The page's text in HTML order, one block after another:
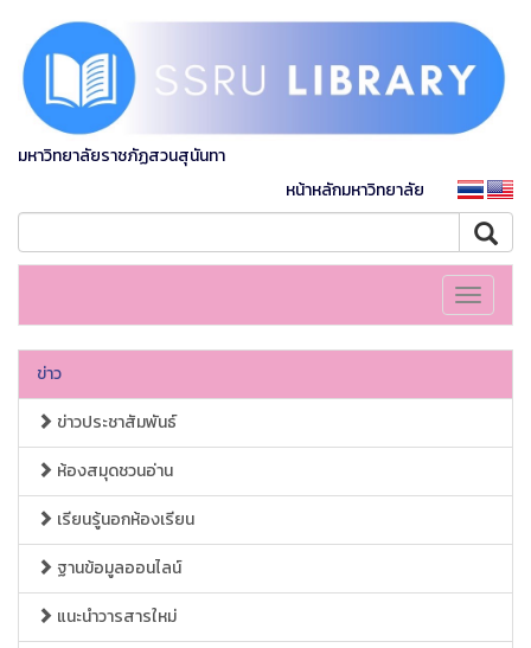
มหาวิทยาลัยราชภัฏสวนสุนันทา
หน้าหลักมหาวิทยาลัย
Toggle
ข่าว
ข่าวประชาสัมพันธ์
ห้องสมุดชวนอ่าน
เรียนรู้นอกห้องเรียน
ฐานข้อมูลออนไลน์
แนะนำวารสารใหม่